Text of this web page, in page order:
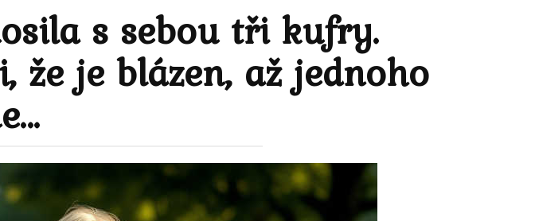
s sebou tři kufry.
že je blázen, až jednoho